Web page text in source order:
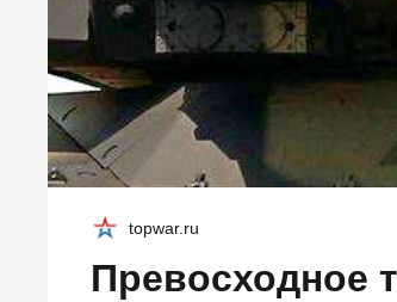
topwar.ru
Превосходное